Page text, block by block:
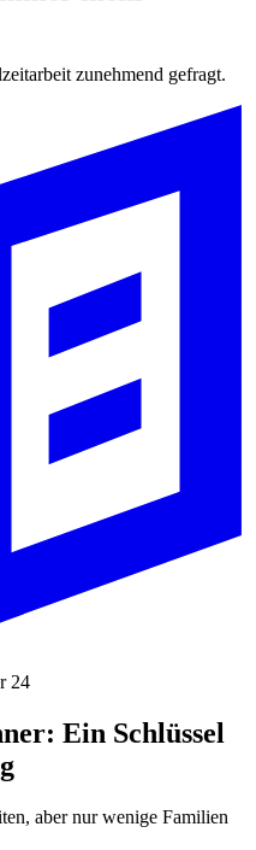
zunehmend gefragt.
24
Ein Schlüssel
aber nur wenige Familien